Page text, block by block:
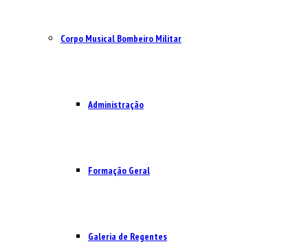
Corpo Musical Bombeiro Militar
Administração
Formação Geral
Galeria de Regentes